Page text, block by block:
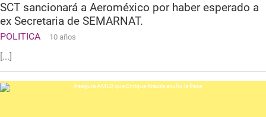
SCT sancionará a Aeroméxico por haber esperado a
ex Secretaria de SEMARNAT.
POLITICA 10 años
[...]